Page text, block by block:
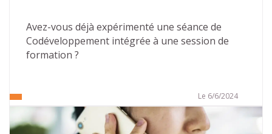
Avez-vous déjà expérimenté une séance de
Codéveloppement intégrée à une session de
formation ?
Le 6/6/2024